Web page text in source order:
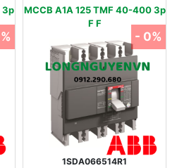
3p
MCCB A1A 125 TMF 40-400 3p
F F
1SDA066514R1
- 0%